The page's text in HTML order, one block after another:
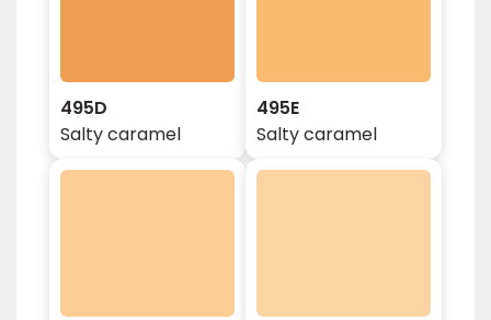
495D
Salty caramel
495E
Salty caramel